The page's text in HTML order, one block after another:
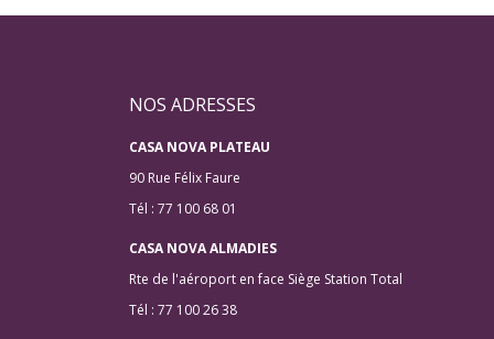
NOS ADRESSES
CASA NOVA PLATEAU
90 Rue Félix Faure
Tél : 77 100 68 01
CASA NOVA ALMADIES
Rte de l'aéroport en face Siège Station Total
Tél : 77 100 26 38